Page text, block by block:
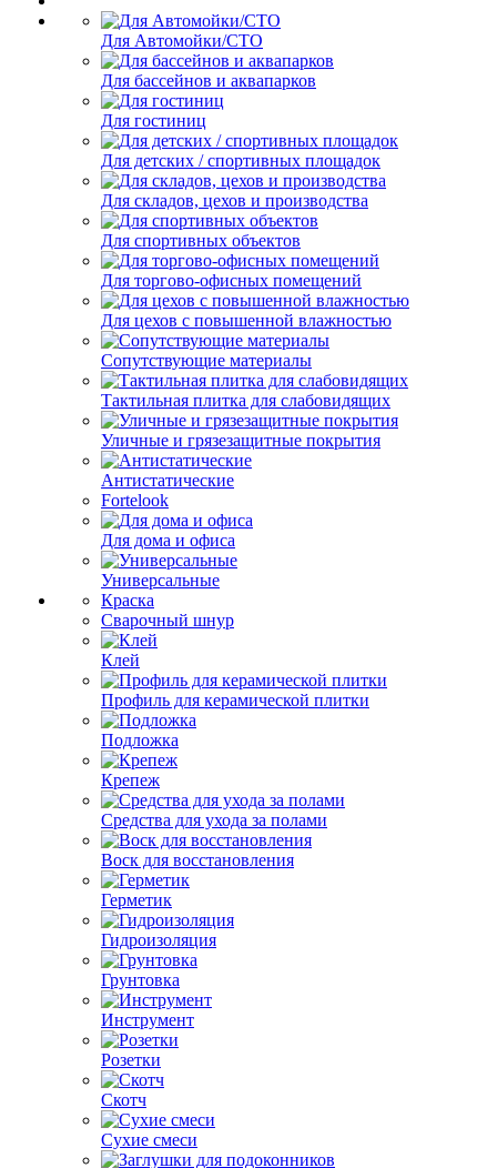
Для Автомойки/СТО
Для бассейнов и аквапарков
Для гостиниц
Для детских / спортивных площадок
Для складов, цехов и производства
Для спортивных объектов
Для торгово-офисных помещений
Для цехов с повышенной влажностью
Сопутствующие материалы
Тактильная плитка для слабовидящих
Уличные и грязезащитные покрытия
Антистатические
Fortelook
Для дома и офиса
Универсальные
Краска
Сварочный шнур
Клей
Профиль для керамической плитки
Подложка
Крепеж
Средства для ухода за полами
Воск для восстановления
Герметик
Гидроизоляция
Грунтовка
Инструмент
Розетки
Скотч
Сухие смеси